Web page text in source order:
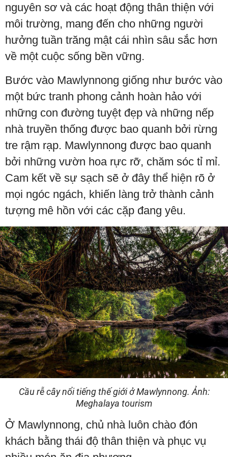
nguyên sơ và các hoạt động thân thiện với
môi trường, mang đến cho những người
hưởng tuần trăng mật cái nhìn sâu sắc hơn
về một cuộc sống bền vững.
Bước vào Mawlynnong giống như bước vào
một bức tranh phong cảnh hoàn hảo với
những con đường tuyệt đẹp và những nếp
nhà truyền thống được bao quanh bởi rừng
tre rậm rạp. Mawlynnong được bao quanh
bởi những vườn hoa rực rỡ, chăm sóc tỉ mỉ.
Cam kết về sự sạch sẽ ở đây thể hiện rõ ở
mọi ngóc ngách, khiến làng trở thành cảnh
tượng mê hồn với các cặp đang yêu.
Cầu rễ cây nổi tiếng thế giới ở Mawlynnong. Ảnh:
Meghalaya tourism
Ở Mawlynnong, chủ nhà luôn chào đón
khách bằng thái độ thân thiện và phục vụ